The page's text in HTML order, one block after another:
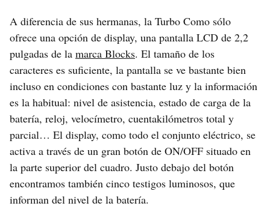
A diferencia de sus hermanas, la Turbo Como sólo
ofrece una opción de display, una pantalla LCD de 2,2
pulgadas de la marca Blocks. El tamaño de los
caracteres es suficiente, la pantalla se ve bastante bien
incluso en condiciones con bastante luz y la información
es la habitual: nivel de asistencia, estado de carga de la
batería, reloj, velocímetro, cuentakilómetros total y
parcial… El display, como todo el conjunto eléctrico, se
activa a través de un gran botón de ON/OFF situado en
la parte superior del cuadro. Justo debajo del botón
encontramos también cinco testigos luminosos, que
informan del nivel de la batería.